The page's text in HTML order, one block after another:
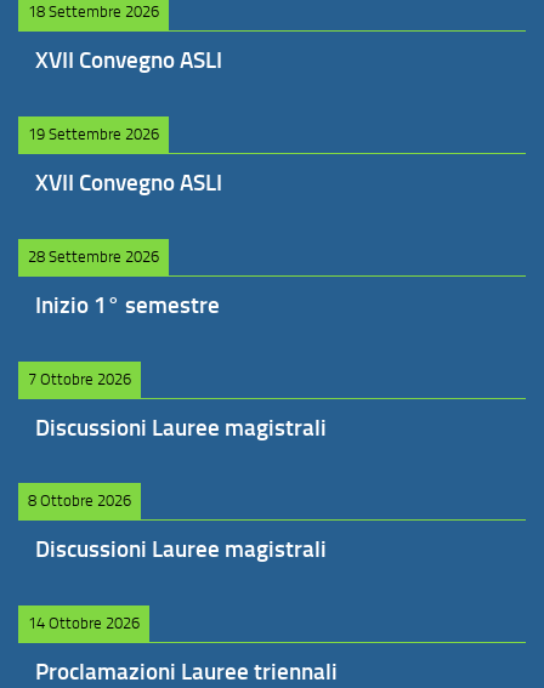
18 Settembre 2026
XVII Convegno ASLI
19 Settembre 2026
XVII Convegno ASLI
28 Settembre 2026
Inizio 1° semestre
7 Ottobre 2026
Discussioni Lauree magistrali
8 Ottobre 2026
Discussioni Lauree magistrali
14 Ottobre 2026
Proclamazioni Lauree triennali